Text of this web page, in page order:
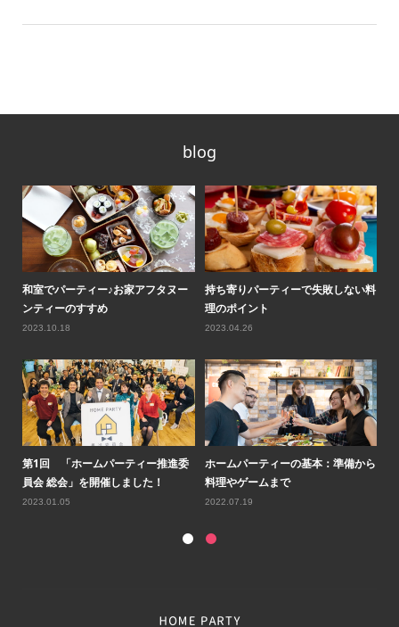
blog
ーで失敗しない料
の基本：準備から
ロシア人に学ぶホームパーティー！
気軽に楽しむキッチンでのホムパ
簡単レシピ！バレン
第2回「ホームパーティー推進委員
会 総会」を開催しました！
おしゃれなクリスマ
ーデ解説＆実例